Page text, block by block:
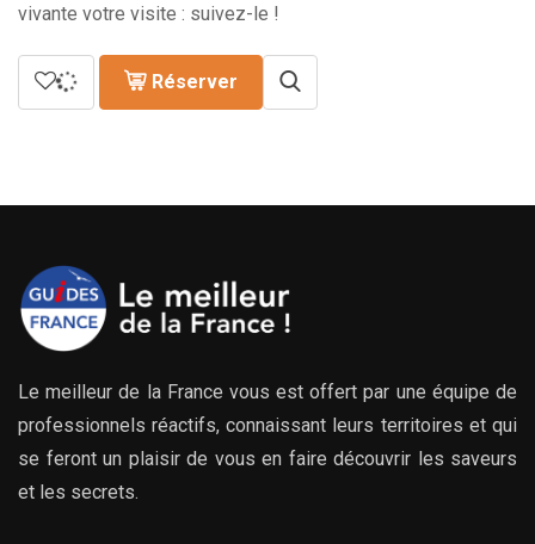
vivante votre visite : suivez-le !
Réserver
Le meilleur de la France vous est offert par une équipe de
professionnels réactifs, connaissant leurs territoires et qui
se feront un plaisir de vous en faire découvrir les saveurs
et les secrets.